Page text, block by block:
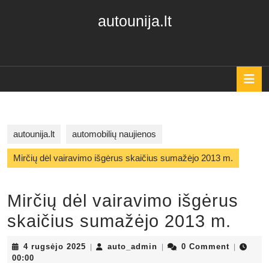
autounija.lt
autounija.lt automobilių naujienos
Mirčių dėl vairavimo išgėrus skaičius sumažėjo 2013 m.
Mirčių dėl vairavimo išgėrus
skaičius sumažėjo 2013 m.
4 rugsėjo 2025 auto_admin auto_admin
0 Comment
00:00